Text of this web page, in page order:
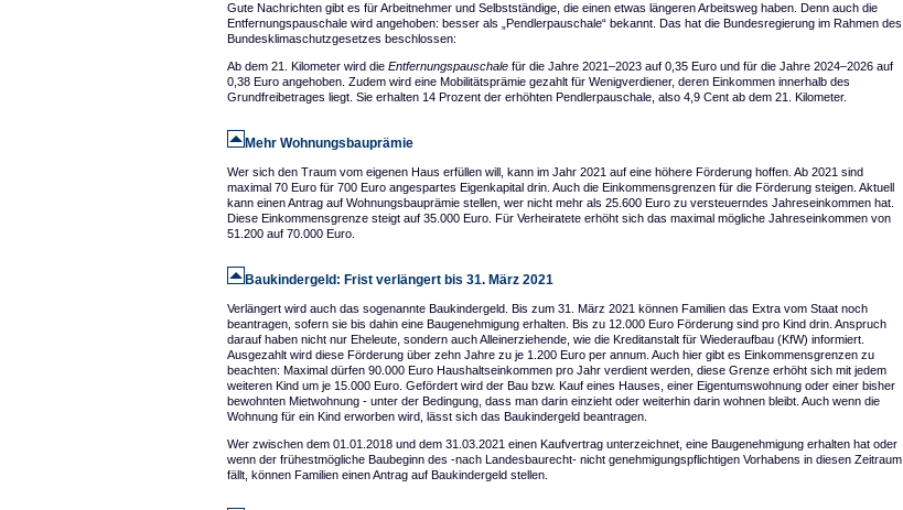
Gute Nachrichten gibt es für Arbeitnehmer und Selbstständige, die einen etwas längeren Arbeitsweg haben. Denn auch die
Entfernungspauschale wird angehoben: besser als „Pendlerpauschale“ bekannt. Das hat die Bundesregierung im Rahmen des
Bundesklimaschutzgesetzes beschlossen:
Ab dem 21. Kilometer wird die Entfernungspauschale für die Jahre 2021–2023 auf 0,35 Euro und für die Jahre 2024–2026 auf
0,38 Euro angehoben. Zudem wird eine Mobilitätsprämie gezahlt für Wenigverdiener, deren Einkommen innerhalb des
Grundfreibetrages liegt. Sie erhalten 14 Prozent der erhöhten Pendlerpauschale, also 4,9 Cent ab dem 21. Kilometer.
Mehr Wohnungsbauprämie
Wer sich den Traum vom eigenen Haus erfüllen will, kann im Jahr 2021 auf eine höhere Förderung hoffen. Ab 2021 sind
maximal 70 Euro für 700 Euro angespartes Eigenkapital drin. Auch die Einkommensgrenzen für die Förderung steigen. Aktuell
kann einen Antrag auf Wohnungsbauprämie stellen, wer nicht mehr als 25.600 Euro zu versteuerndes Jahreseinkommen hat.
Diese Einkommensgrenze steigt auf 35.000 Euro. Für Verheiratete erhöht sich das maximal mögliche Jahreseinkommen von
51.200 auf 70.000 Euro.
Baukindergeld: Frist verlängert bis 31. März 2021
Verlängert wird auch das sogenannte Baukindergeld. Bis zum 31. März 2021 können Familien das Extra vom Staat noch
beantragen, sofern sie bis dahin eine Baugenehmigung erhalten. Bis zu 12.000 Euro Förderung sind pro Kind drin. Anspruch
darauf haben nicht nur Eheleute, sondern auch Alleinerziehende, wie die Kreditanstalt für Wiederaufbau (KfW) informiert.
Ausgezahlt wird diese Förderung über zehn Jahre zu je 1.200 Euro per annum. Auch hier gibt es Einkommensgrenzen zu
beachten: Maximal dürfen 90.000 Euro Haushaltseinkommen pro Jahr verdient werden, diese Grenze erhöht sich mit jedem
weiteren Kind um je 15.000 Euro. Gefördert wird der Bau bzw. Kauf eines Hauses, einer Eigentumswohnung oder einer bisher
bewohnten Mietwohnung - unter der Bedingung, dass man darin einzieht oder weiterhin darin wohnen bleibt. Auch wenn die
Wohnung für ein Kind erworben wird, lässt sich das Baukindergeld beantragen.
Wer zwischen dem 01.01.2018 und dem 31.03.2021 einen Kaufvertrag unterzeichnet, eine Baugenehmigung erhalten hat oder
wenn der frühestmögliche Baubeginn des -nach Landesbaurecht- nicht genehmigungspflichtigen Vorhabens in diesen Zeitraum
fällt, können Familien einen Antrag auf Baukindergeld stellen.